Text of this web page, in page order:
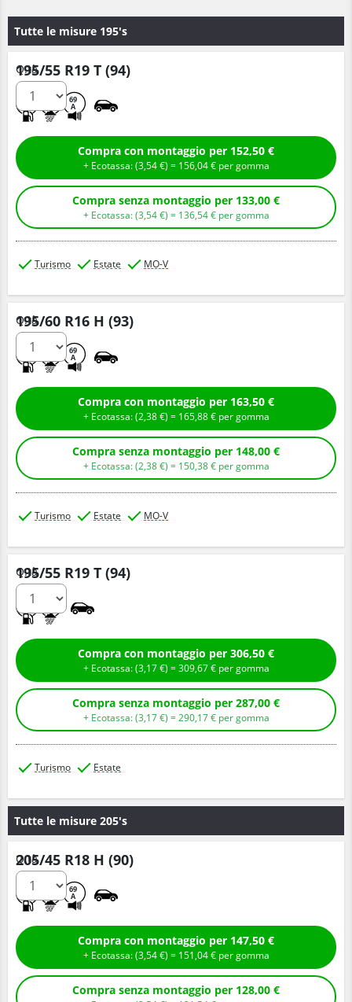
Tutte le misure 195's
195/55 R19 T (94)
69
A
Q.tà
Compra con montaggio per 152,50 €
+ Ecotassa: (3,54€ ) = 156,04€ per gomma
Compra senza montaggio per 133,00 €
+ Ecotassa: (3,54€ ) = 136,54€ per gomma
Turismo Estate MO-V
195/60 R16 H (93)
69
A
Q.tà
Compra con montaggio per 163,50 €
+ Ecotassa: (2,38€ ) = 165,88€ per gomma
Compra senza montaggio per 148,00 €
+ Ecotassa: (2,38€ ) = 150,38€ per gomma
Turismo Estate MO-V
195/55 R19 T (94)
Q.tà
Compra con montaggio per 306,50 €
+ Ecotassa: (3,17€ ) =309,67€ per gomma
Compra senza montaggio per 287,00 €
+ Ecotassa: (3,17€ ) =290,17€ per gomma
Turismo Estate
Tutte le misure 205's
205/45 R18 H (90)
69
A
Q.tà
Compra con montaggio per 147,50 €
+ Ecotassa: (3,54€ ) = 151,04€ per gomma
Compra senza montaggio per 128,00 €